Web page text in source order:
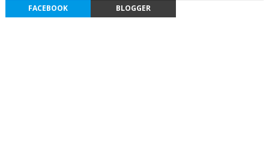
FACEBOOK BLOGGER